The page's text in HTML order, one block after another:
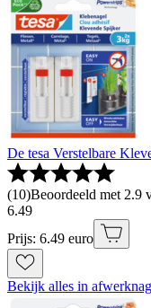
De tesa Verstelbare
(10)Beoordeeld met 2.9
6.49
Prijs: 6.49 euro
Bekijk alles in